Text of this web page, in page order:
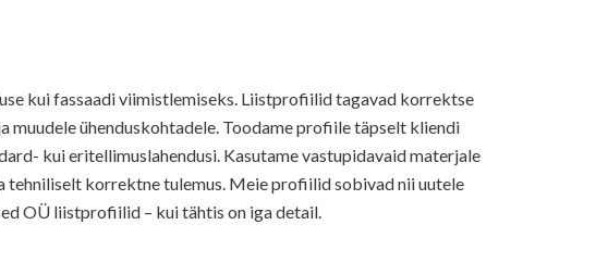
kui fassaadi viimistlemiseks. Liistprofiilid tagavad korrektse
muudele ühenduskohtadele. Toodame profiile täpselt kliendi
kui eritellimuslahendusi. Kasutame vastupidavaid materjale
tehniliselt korrektne tulemus. Meie profiilid sobivad nii uutele
OÜ liistprofiilid – kui tähtis on iga detail.